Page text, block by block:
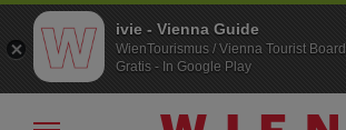
ivie - Vienna Guide
WienTourismus / Vienna Tourist Board
Gratis - In Google Play